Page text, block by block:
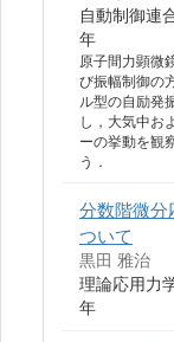
自動制御連
年
原子間力顕微
び振幅制御の
ル型の自励発
し，大気中お
ーの挙動を観
う．
分数階微分
ついて
黒田 雅治
理論応用力
年